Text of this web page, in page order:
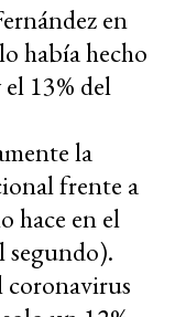
en
había hecho
13% del
la
frente a
hace en el
segundo).
coronavirus